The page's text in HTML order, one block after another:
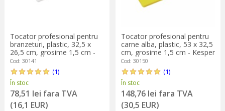
Tocator profesional pentru
branzeturi, plastic, 32,5 x
26,5 cm, grosime 1,5 cm -
Kesper
Cod: 30141
(1)
În stoc
78,51 lei fara TVA
(16,1 EUR)
Tocator profesional pentru
carne alba, plastic, 53 x 32,5
cm, grosime 1,5 cm - Kesper
Cod: 30150
(1)
În stoc
148,76 lei fara TVA
(30,5 EUR)